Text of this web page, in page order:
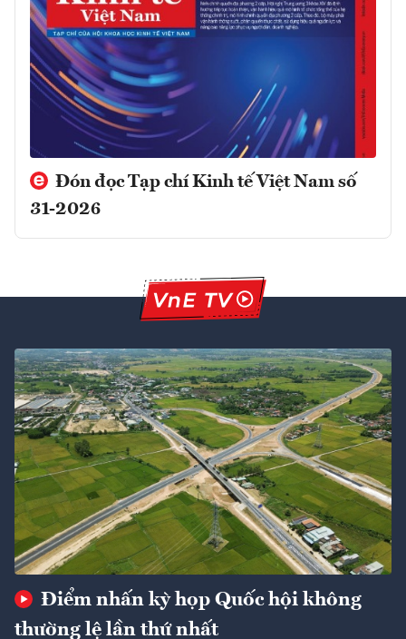
Đón đọc Tạp chí Kinh tế Việt Nam số
31-2026
Điểm nhấn kỳ họp Quốc hội không
thường lệ lần thứ nhất